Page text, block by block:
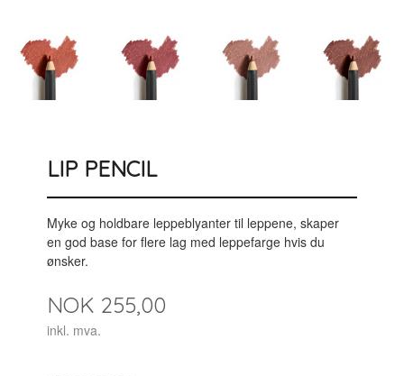
LIP PENCIL
Myke og holdbare leppeblyanter til leppene, skaper
en god base for flere lag med leppefarge hvis du
ønsker.
Pris
NOK 255,00
inkl. mva.